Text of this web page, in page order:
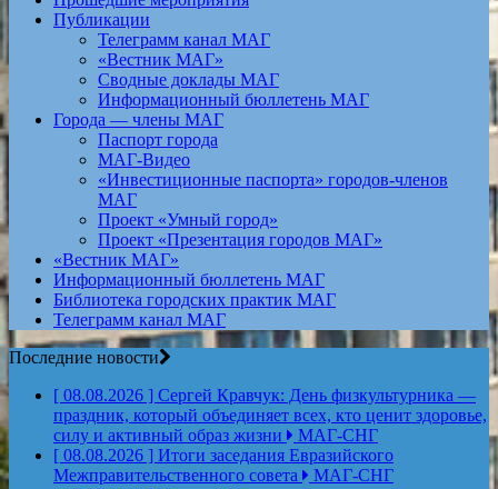
Публикации
Телеграмм канал МАГ
«Вестник МАГ»
Сводные доклады МАГ
Информационный бюллетень МАГ
Города — члены МАГ
Паспорт города
МАГ-Видео
«Инвестиционные паспорта» городов-членов
МАГ
Проект «Умный город»
Проект «Презентация городов МАГ»
«Вестник МАГ»
Информационный бюллетень МАГ
Библиотека городских практик МАГ
Телеграмм канал МАГ
Последние новости
[ 08.08.2026 ] Сергей Кравчук: День физкультурника —
праздник, который объединяет всех, кто ценит здоровье,
силу и активный образ жизни
МАГ-СНГ
[ 08.08.2026 ] Итоги заседания Евразийского
Межправительственного совета
МАГ-СНГ